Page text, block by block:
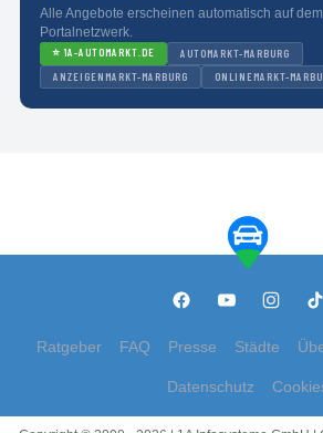
Alle Angebote erscheinen automatisch auf
Portalnetzwerk.
⭐ 1A-AUTOMARKT.DE
AUTOMARKT-MARBURG
ANZEIGENMARKT-MARBURG
ONLINEMARKT-
Ratgeber FAQ Presse Städte
Datenschutz